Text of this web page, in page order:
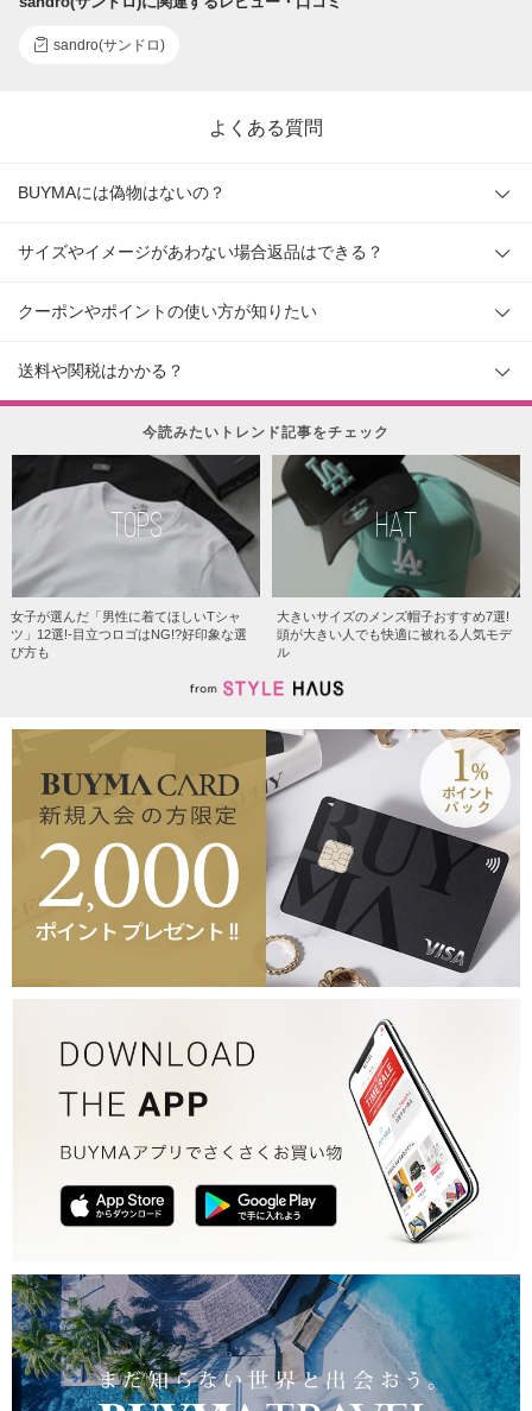
sandro(サンドロ)
よくある質問
BUYMAには偽物はないの？
サイズやイメージがあわない場合返品はできる？
クーポンやポイントの使い方が知りたい
送料や関税はかかる？
今読みたいトレンド記事をチェック
TOPS
女子が選んだ「男性に着てほしいTシャ
ツ」12選!-目立つロゴはNG!?好印象な選
び方も
HAT
大きいサイズのメンズ帽子おすすめ7選!
頭が大きい人でも快適に被れる人気モデ
ル